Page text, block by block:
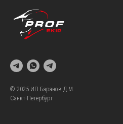
© 2025 ИП Баранов Д.М.
Санкт-Петербург